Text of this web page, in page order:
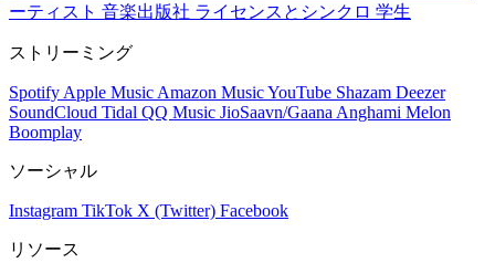
ーティスト 音楽出版社 ライセンスとシンクロ 学生
ストリーミング
Spotify Apple Music Amazon MusicYouTube Shazam Deezer
SoundCloud Tidal QQ Music JioSaavn/Gaana Anghami Melon
Boomplay
ソーシャル
Instagram TikTok X (Twitter) Facebook
リソース